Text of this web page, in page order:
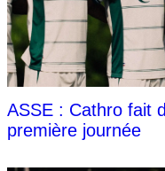
ASSE : Cathro fait
première journée